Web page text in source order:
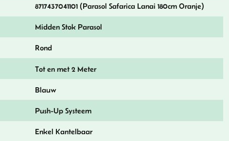
8717437041101 (Parasol Safarica Lanai 180cm Oranje)
Midden Stok Parasol
Rond
Tot en met 2 Meter
Blauw
Push-Up Systeem
Enkel Kantelbaar